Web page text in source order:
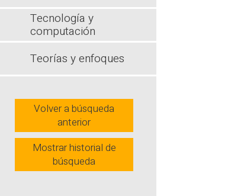
Tecnología y
computación
Teorías y enfoques
Volver a búsqueda
anterior
Mostrar historial de
búsqueda